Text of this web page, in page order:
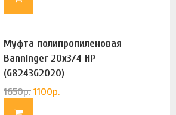
Муфта полипропиленовая
Banninger 20х3/4 НР
(G8243G2020)
1650р. 1100р.